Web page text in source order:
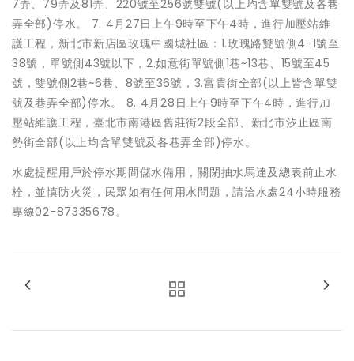
7弄、79弄及81弄、220號至256號雙號(以上均含單雙號及各巷
弄全部)停水。 7. 4月27日上午9時至下午4時，進行加壓站維
護工程，新北市新店區玫瑰中國城社區：1.玫瑰路雙號側4-1號至
38號，單號側43號以下，2.如意街單號側1巷~13巷、15號至45
號，雙號側2巷~6巷、8號至36號，3.富貴街全部(以上皆含單雙
號及巷弄全部)停水。 8. 4月28日上午9時至下午4時，進行加
壓站維護工程，臺北市南港區舊莊街2段全部、新北市汐止區南
勢街全部(以上均含單雙號及各巷弄全部)停水。
水處提醒用戶於停水期間儲水備用，關閉抽水馬達及總表前止水
栓，並慎防火災，民眾如有任何用水問題，請洽水處24小時服務
專線02-87335678。